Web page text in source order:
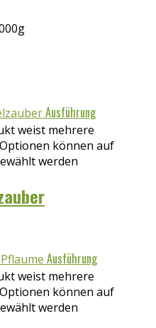
Ausführung
weist mehrere
können auf
werden
Ausführung
weist mehrere
können auf
werden